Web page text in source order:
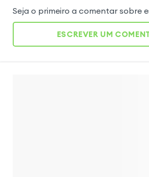
Seja o primeiro a comentar sobre
ESCREVER UM